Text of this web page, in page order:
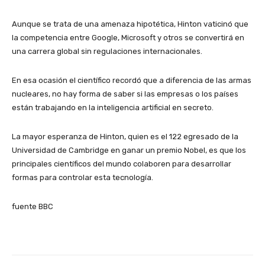
Aunque se trata de una amenaza hipotética, Hinton vaticinó que
la competencia entre Google, Microsoft y otros se convertirá en
una carrera global sin regulaciones internacionales.
En esa ocasión el científico recordó que a diferencia de las armas
nucleares, no hay forma de saber si las empresas o los países
están trabajando en la inteligencia artificial en secreto.
La mayor esperanza de Hinton, quien es el 122 egresado de la
Universidad de Cambridge en ganar un premio Nobel, es que los
principales científicos del mundo colaboren para desarrollar
formas para controlar esta tecnología.
fuente BBC